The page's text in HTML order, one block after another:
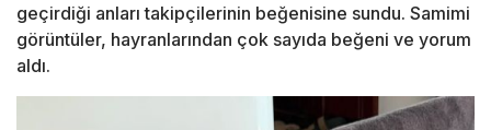
geçirdiği anları takipçilerinin beğenisine sundu. Samimi
görüntüler, hayranlarından çok sayıda beğeni ve yorum
aldı.